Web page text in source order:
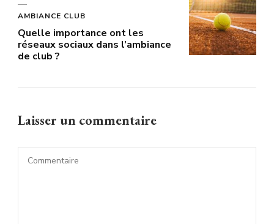
AMBIANCE CLUB
Quelle importance ont les
réseaux sociaux dans l’ambiance
de club ?
Laisser un commentaire